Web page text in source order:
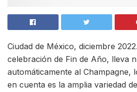
Ciudad de México, diciembre
celebración de Fin de Año, lleva
automáticamente al Champagne,
en cuenta es la amplia variedad